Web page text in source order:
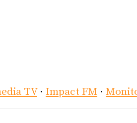
TV· Impact FM ·